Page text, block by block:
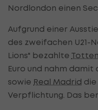
Nordlondon einen
Aufgrund einer
des zweifachen U21-
Lions" bezahlte
Euro und nahm damit
sowie Real Madrid
Verpflichtung. Das